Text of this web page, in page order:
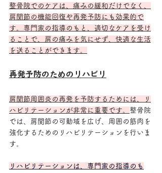
整骨院でのケアは、痛みの緩和だけでなく、
肩関節の機能回復や再発予防にも効果的で
す。専門家の指導のもと、適切なケアを受け
ることで、肩の痛みを気にせず、快適な生活
を送ることができます。
再発予防のためのリハビリ
肩関節周囲炎の再発を予防するためには、リ
ハビリテーションが非常に重要です。 整骨院
では、肩関節の可動域を広げ、周囲の筋肉を
強化するためのリハビリテーションを行いま
す。
リハビリテーションは、専門家の指導のも